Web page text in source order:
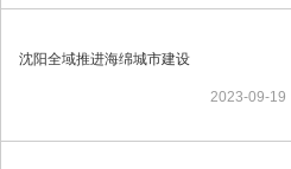
沈阳全域推进海绵城市建设
2023-09-19